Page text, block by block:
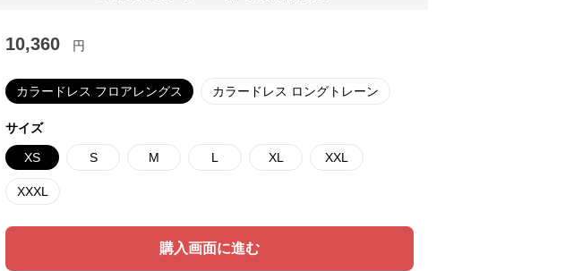
10,360 円
カラードレス フロアレングス カラードレス ロングトレーン
サイズ
XS S M L XL XXL
XXXL
購入画面に進む